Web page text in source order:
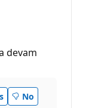
devam
No